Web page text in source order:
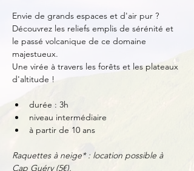
Envie de grands espaces et d'air pur ?
Découvrez les reliefs emplis de sérénité et
le passé volcanique de ce domaine
majestueux.
Une virée à travers les forêts et les plateaux
d'altitude !
durée : 3h
niveau intermédiaire
à partir de 10 ans
Raquettes à neige* : location possible à
Cap Guéry (5€).